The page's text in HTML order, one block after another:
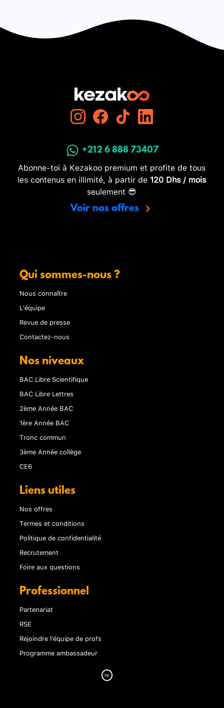
+212 6 888 73407
Abonne-toi à Kezakoo premium et profite de tous
les contenus en illimité, à partir de 120 Dhs / mois
seulement 😎
Voir nos offres
Qui sommes-nous ?
Nous connaître
L'équipe
Revue de presse
Contactez-nous
Nos niveaux
BAC Libre Scientifique
BAC Libre Lettres
2ème Année BAC
1ère Année BAC
Tronc commun
3ème Année collège
CE6
Liens utiles
Nos offres
Termes et conditions
Politique de confidentialité
Recrutement
Foire aux questions
Professionnel
Partenariat
RSE
Rejoindre l'équipe de profs
Programme ambassadeur